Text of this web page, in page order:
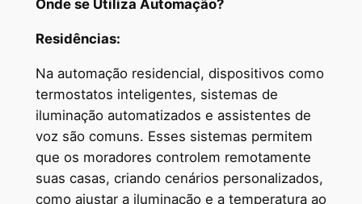
Onde se Utiliza Automação?
Residências:
Na automação residencial, dispositivos como
termostatos inteligentes, sistemas de
iluminação automatizados e assistentes de
voz são comuns. Esses sistemas permitem
que os moradores controlem remotamente
suas casas, criando cenários personalizados,
como ajustar a iluminação e a temperatura ao